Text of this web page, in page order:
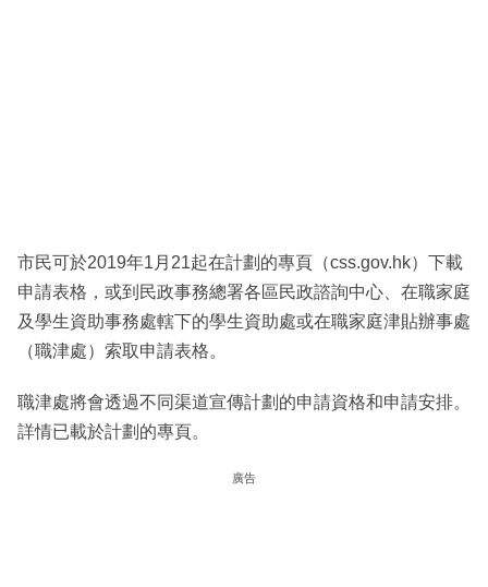
市民可於2019年1月21起在計劃的專頁（css.gov.hk）下載
申請表格，或到民政事務總署各區民政諮詢中心、在職家庭
及學生資助事務處轄下的學生資助處或在職家庭津貼辦事處
（職津處）索取申請表格。
職津處將會透過不同渠道宣傳計劃的申請資格和申請安排。
詳情已載於計劃的專頁。
廣告